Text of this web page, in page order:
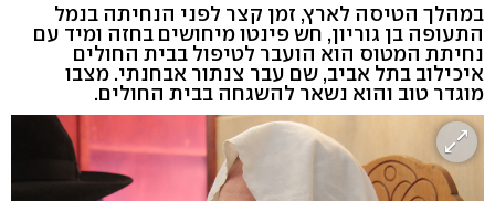
במהלך הטיסה לארץ, זמן קצר לפני הנחיתה בנמל
התעופה בן גוריון, חש פינטו מיחושים בחזה ומיד עם
נחיתת המטוס הוא הועבר לטיפול בבית החולים
איכילוב בתל אביב, שם עבר צנתור אבחנתי. מצבו
מוגדר טוב והוא נשאר להשגחה בבית החולים.